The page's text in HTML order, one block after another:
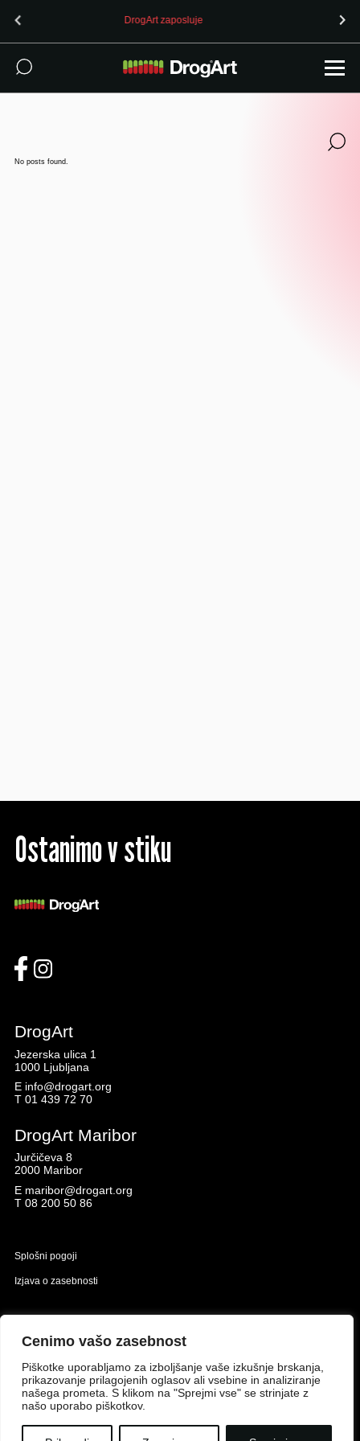
Cenimo vašo zasebnost
Piškotke uporabljamo za izboljšanje vaše izkušnje brskanja,
prikazovanje prilagojenih oglasov ali vsebine in analiziranje
našega prometa. S klikom na "Sprejmi vse" se strinjate z
našo uporabo piškotkov.
DrogArt zaposluje OPOZORILO
No posts found.
Ostanimo v stiku
DrogArt
Jezerska ulica 1
1000 Ljubljana
E info@drogart.org
T 01 439 72 70
DrogArt Maribor
Jurčičeva 8
2000 Maribor
E maribor@drogart.org
T 08 200 50 86
Splošni pogoji
Izjava o zasebnosti
Evropskega sklada za regionalni razvoj.